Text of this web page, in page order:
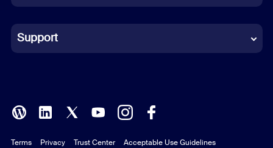
Indonesian
Italian
Polish
Portuguese (Brazil)
Support
Terms Privacy Trust Center Acceptable Use Guidelines